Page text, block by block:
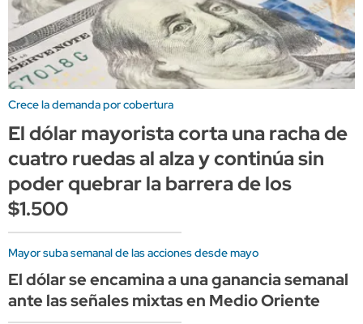
Crece la demanda por cobertura
El dólar mayorista corta una racha de
cuatro ruedas al alza y continúa sin
poder quebrar la barrera de los
$1.500
Mayor suba semanal de las acciones desde mayo
El dólar se encamina a una ganancia semanal
ante las señales mixtas en Medio Oriente